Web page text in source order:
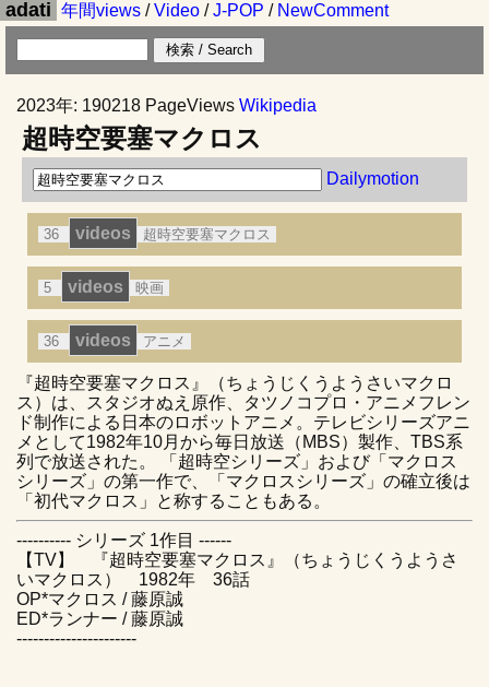
adati 年間views /Video /J-POP / NewComment
2023年: 190218 PageViews Wikipedia
超時空要塞マクロス
Dailymotion
36 videos 超時空要塞マクロス
5 videos 映画
36 videos アニメ
『超時空要塞マクロス』（ちょうじくうようさいマクロ
ス）は、スタジオぬえ原作、タツノコプロ・アニメフレン
ド制作による日本のロボットアニメ。テレビシリーズアニ
メとして1982年10月から毎日放送（MBS）製作、TBS系
列で放送された。 「超時空シリーズ」および「マクロス
シリーズ」の第一作で、「マクロスシリーズ」の確立後は
「初代マクロス」と称することもある。
---------- シリーズ 1作目 ------
【TV】 『超時空要塞マクロス』（ちょうじくうようさ
いマクロス） 1982年 36話
OP*マクロス / 藤原誠
ED*ランナー / 藤原誠
----------------------